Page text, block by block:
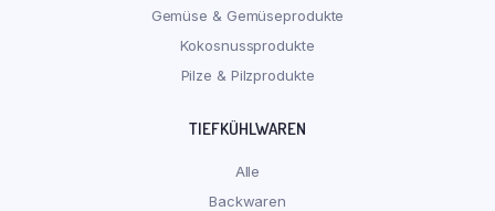
Gemüse & Gemüseprodukte
Kokosnussprodukte
Pilze & Pilzprodukte
TIEFKÜHLWAREN
Alle
Backwaren